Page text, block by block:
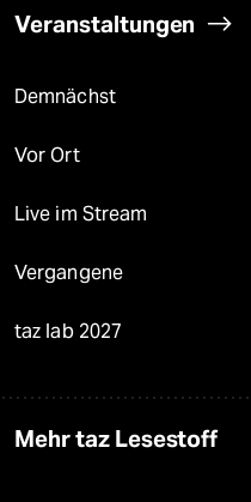
Veranstaltungen
Demnächst
Vor Ort
Live im Stream
Vergangene
taz lab 2027
Mehr taz Lesestoff